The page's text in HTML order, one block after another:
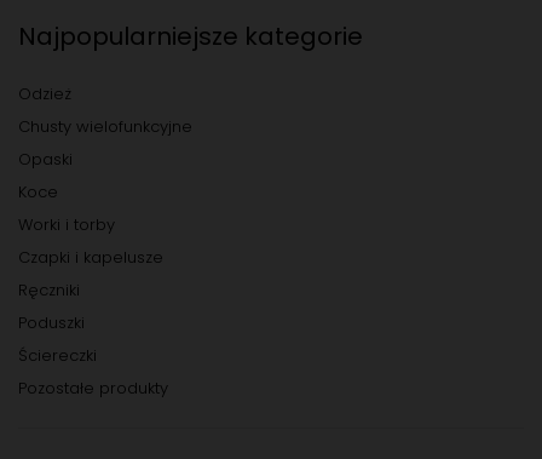
Najpopularniejsze kategorie
Odzież
Chusty wielofunkcyjne
Opaski
Koce
Worki i torby
Czapki i kapelusze
Ręczniki
Poduszki
Ściereczki
Pozostałe produkty